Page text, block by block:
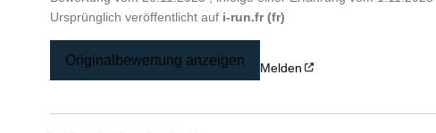
Ursprünglich veröffentlicht auf i-run.fr (fr)
Originalbewertung anzeigen Melden